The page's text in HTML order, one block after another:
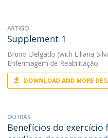
ARTIGO
Supplement 1
Bruno Delgado (with Liliana
Enfermagem de Reabilitação
DOWNLOAD AND MORE
OUTRAS
Benefícios do exercício